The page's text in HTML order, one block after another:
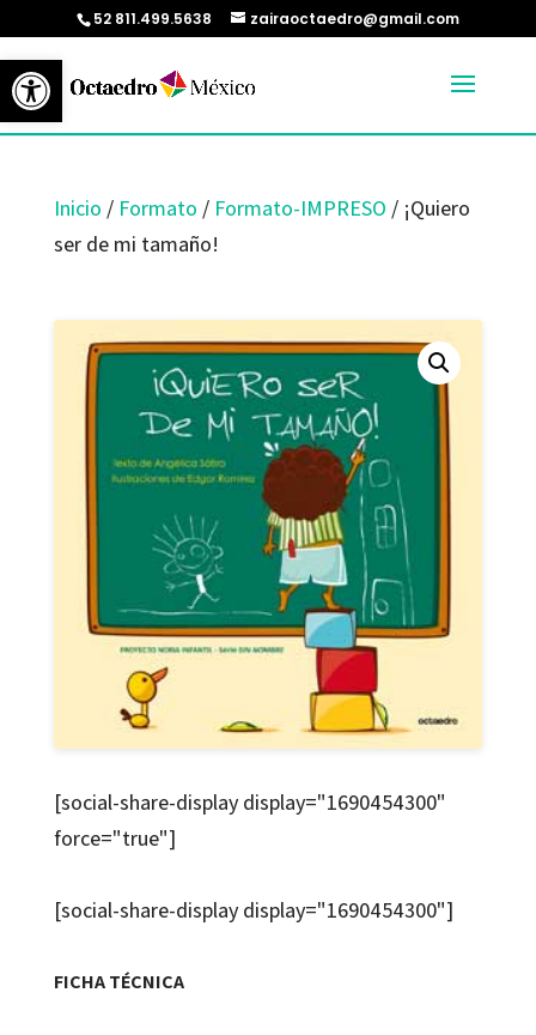
Abrir barra de herramientas
52 811.499.5638 zairaoctaedro@gmail.com
Inicio / Formato / Formato-IMPRESO / ¡Quiero
ser de mi tamaño!
[social-share-display display="1690454300"
force="true"]
[social-share-display display="1690454300"]
FICHA TÉCNICA